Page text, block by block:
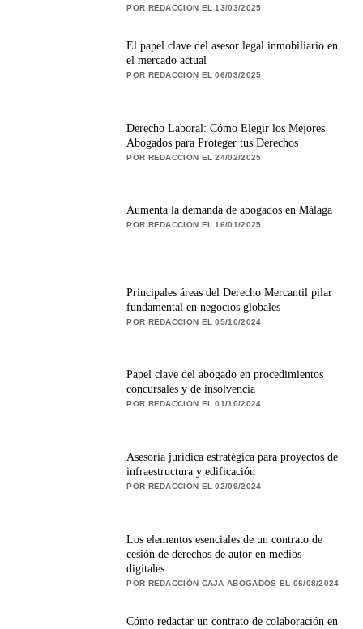
POR REDACCION EL 13/03/2025
El papel clave del asesor legal inmobiliario en
el mercado actual
POR REDACCION EL 06/03/2025
Derecho Laboral: Cómo Elegir los Mejores
Abogados para Proteger tus Derechos
POR REDACCION EL 24/02/2025
Aumenta la demanda de abogados en Málaga
POR REDACCION EL 16/01/2025
Principales áreas del Derecho Mercantil pilar
fundamental en negocios globales
POR REDACCION EL 05/10/2024
Papel clave del abogado en procedimientos
concursales y de insolvencia
POR REDACCION EL 01/10/2024
Asesoría jurídica estratégica para proyectos de
infraestructura y edificación
POR REDACCION EL 02/09/2024
Los elementos esenciales de un contrato de
cesión de derechos de autor en medios
digitales
POR REDACCIÓN CAJA ABOGADOS EL 06/08/2024
Cómo redactar un contrato de colaboración en